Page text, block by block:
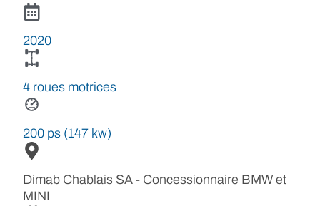
2020
4 roues motrices
200 ps (147 kw)
Dimab Chablais SA - Concessionnaire BMW et
MINI